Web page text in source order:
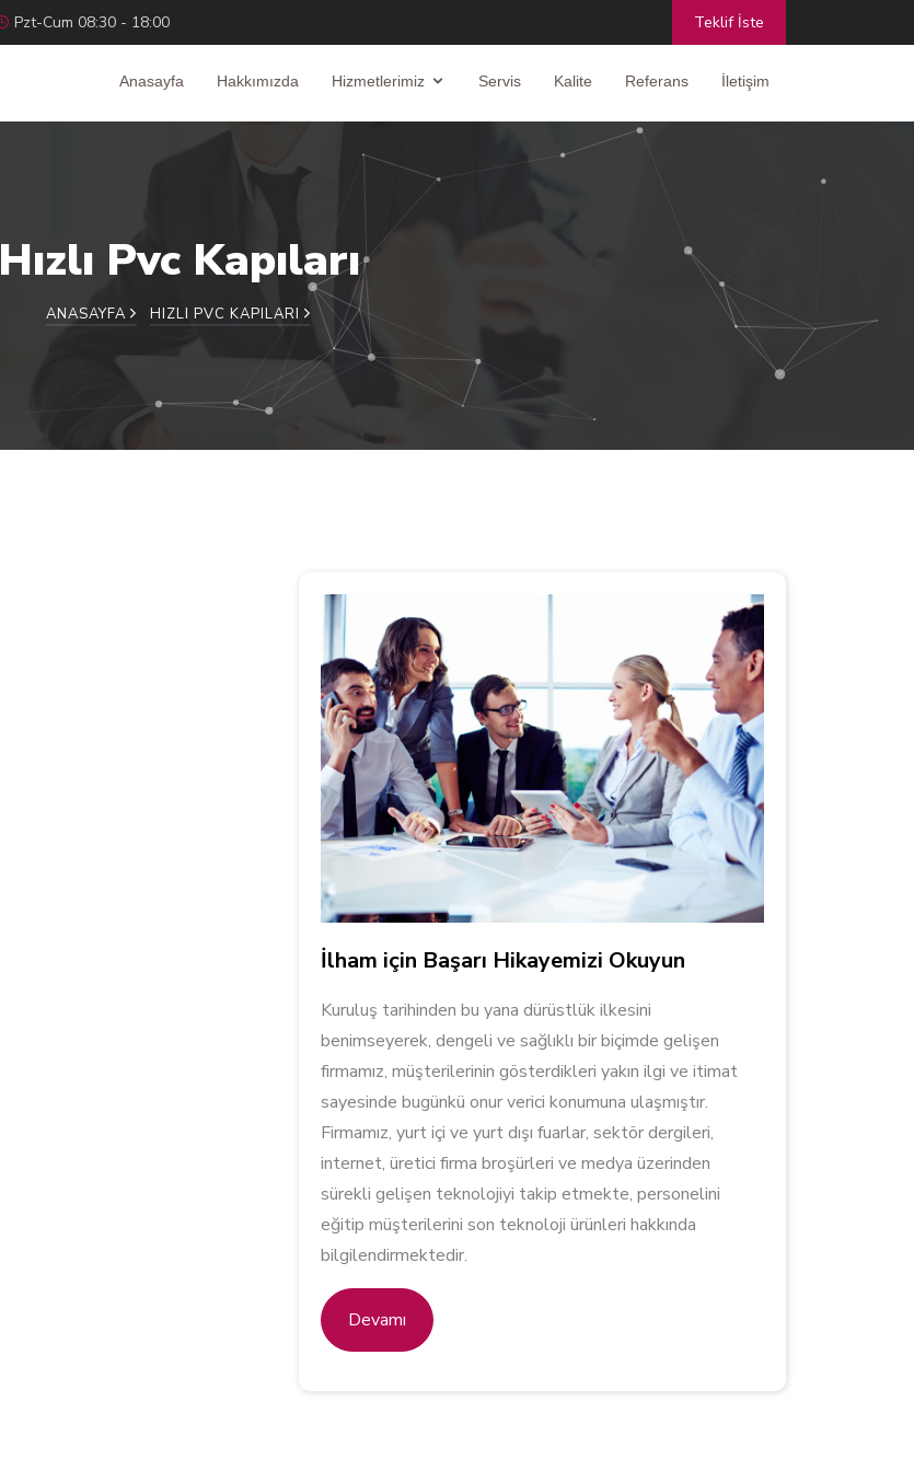
Pzt-Cum 08:30 - 18:00 Teklif İste
Anasayfa Hakkımızda Hizmetlerimiz Servis Kalite Referans İletişim
Hızlı Pvc Kapıları
ANASAYFA HIZLI PVC KAPILARI
İlham için Başarı Hikayemizi Okuyun
Kuruluş tarihinden bu yana dürüstlük ilkesini
benimseyerek, dengeli ve sağlıklı bir biçimde gelişen
firmamız, müşterilerinin gösterdikleri yakın ilgi ve itimat
sayesinde bugünkü onur verici konumuna ulaşmıştır.
Firmamız, yurt içi ve yurt dışı fuarlar, sektör dergileri,
internet, üretici firma broşürleri ve medya üzerinden
sürekli gelişen teknolojiyi takip etmekte, personelini
eğitip müşterilerini son teknoloji ürünleri hakkında
bilgilendirmektedir.
Devamı